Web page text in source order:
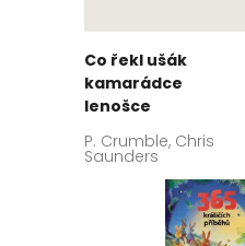
Co řekl ušák
kamarádce
lenošce
P. Crumble, Chris
Saunders